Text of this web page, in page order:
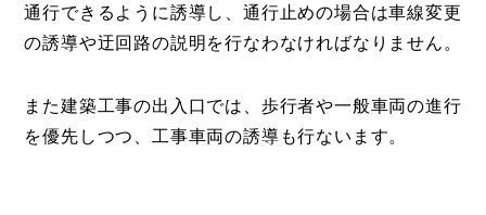
通行できるように誘導し、通行止めの場合は車線変更
の誘導や迂回路の説明を行なわなければなりません。
また建築工事の出入口では、歩行者や一般車両の進行
を優先しつつ、工事車両の誘導も行ないます。